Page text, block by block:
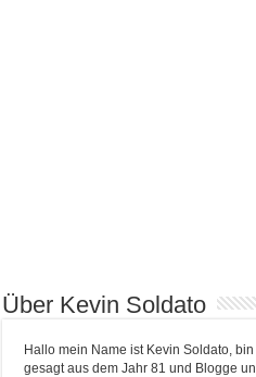
Über Kevin Soldato
Hallo mein Name ist Kevin Soldato,
gesagt aus dem Jahr 81 und Blogge